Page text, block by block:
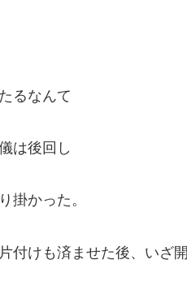
るなんて
は後回し
掛かった。
付けも済ませた後、いざ